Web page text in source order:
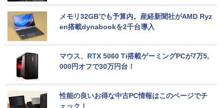
メモリ32GBでも予算内。産経新聞社がAMD Ryz
en搭載dynabookを2千台導入
マウス、RTX 5060 Ti搭載ゲーミングPCが7万5,
000円オフで30万円台！
性能の良いお得な中古PC情報はこのページでチ
ェック！